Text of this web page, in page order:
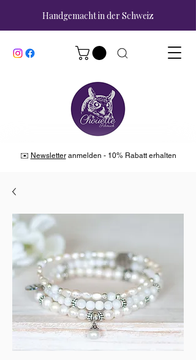
Handgemacht in der Schweiz
✉️ Newsletteranmelden - 10% Rabatt erhalten